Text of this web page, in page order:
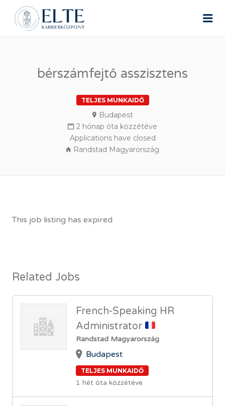
ELTE ÁLLÁSPORTÁL
bérszámfejtő asszisztens
TELJES MUNKAIDŐ
Budapest
2 hónap óta közzétéve
Applications have closed
Randstad Magyarország
This job listing has expired
Related Jobs
French-Speaking HR
Administrator
Randstad Magyarország
Budapest
TELJES MUNKAIDŐ
1 hét óta közzétéve